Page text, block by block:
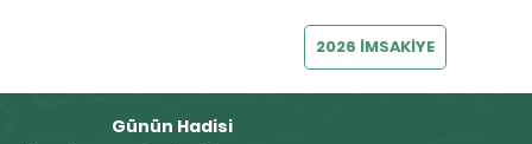
2026 İMSAKİYE
Günün Hadisi